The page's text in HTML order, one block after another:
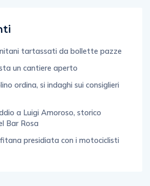
tartassati da bollette pazze
un cantiere aperto
ordina, si indaghi sui consiglieri
a Luigi Amoroso, storico
Bar Rosa
presidiata con i motociclisti